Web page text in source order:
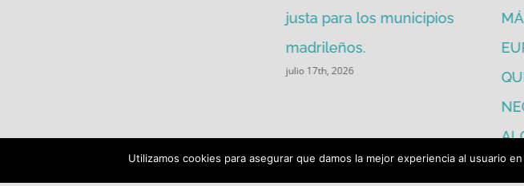
justa para los municipios
madrileños.
julio 17th, 2026
julio
Utilizamos cookies para asegurar que damos la mejor experiencia al usuario